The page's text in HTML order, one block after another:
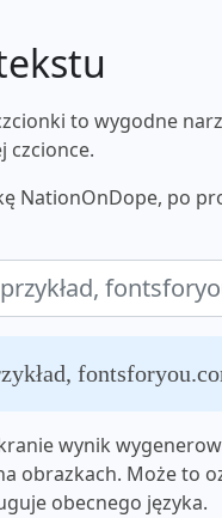
to wygodne
czcionce.
NationOnDope, po
wynik
obrazkach. Może to
obecnego języka.